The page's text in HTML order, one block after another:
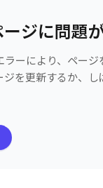
ジに問題
ーにより、ページ
を更新するか、し